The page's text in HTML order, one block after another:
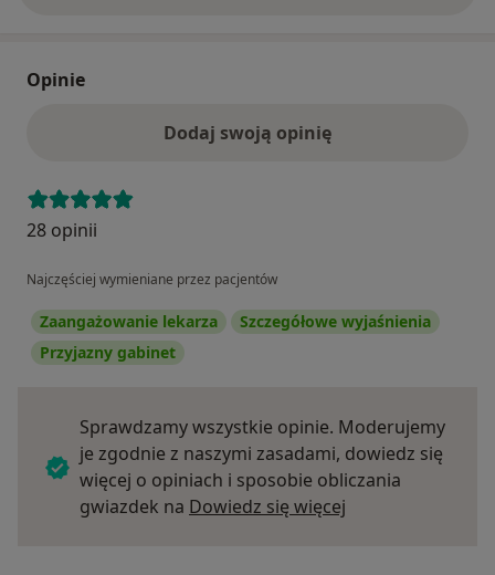
Opinie
Dodaj swoją opinię
28 opinii
Najczęściej wymieniane przez pacjentów
Zaangażowanie lekarza
Szczegółowe wyjaśnienia
Przyjazny gabinet
Sprawdzamy wszystkie opinie. Moderujemy
je zgodnie z naszymi zasadami, dowiedz się
więcej o opiniach i sposobie obliczania
gwiazdek na Dowiedz się więcej